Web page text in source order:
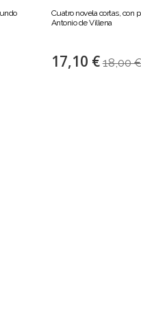
Cuatro novela cortas, con
Antonio de Villena
17,10 € 18,00